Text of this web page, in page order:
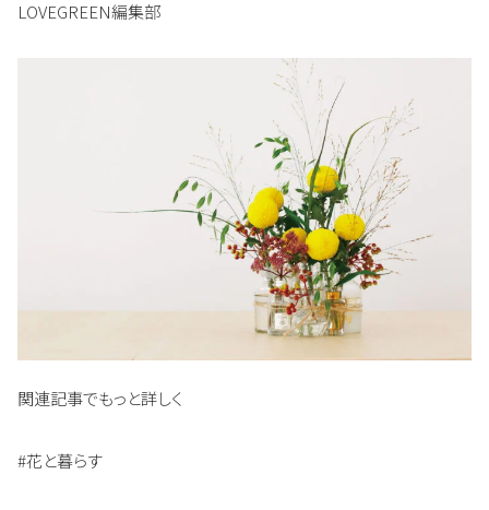
LOVEGREEN編集部
関連記事でもっと詳しく
#花と暮らす